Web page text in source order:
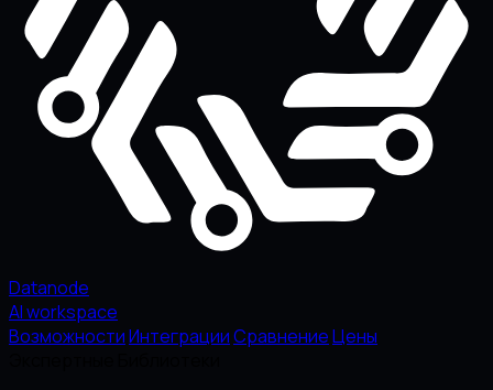
Datanode
AI workspace
ВозможностиИнтеграцииСравнениеЦены